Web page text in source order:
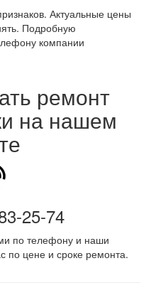
Актуальные цены
Подробную
компании
ремонт
на нашем
25-74
по телефону и наши
по цене и сроке ремонта.